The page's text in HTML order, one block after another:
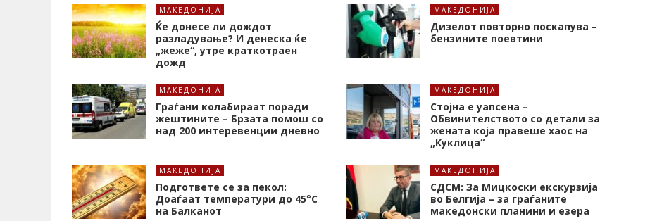
МАКЕДОНИЈА
Ќе донесе ли дождот
разладување? И денеска ќе
„жеже“, утре краткотраен
дожд
МАКЕДОНИЈА
Дизелот повторно поскапува –
бензините поевтини
МАКЕДОНИЈА
Граѓани колабираат поради
жештините – Брзата помош со
над 200 интеревенции дневно
МАКЕДОНИЈА
Стојна е уапсена –
Обвинителството со детали за
жената која правеше хаос на
„Куклица“
МАКЕДОНИЈА
Подгответе се за пекол:
Доаѓаат температури до 45°C
на Балканот
МАКЕДОНИЈА
СДСМ: За Мицкоски екскурзија
во Белгија – за граѓаните
македонски планини и езера